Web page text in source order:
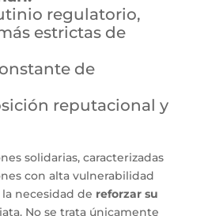
regulatorio,
estrictas de
de
reputacional y
solidarias, caracterizadas
con alta vulnerabilidad
necesidad de reforzar su
No se trata únicamente